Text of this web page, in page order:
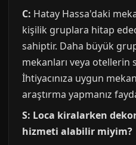
C: Hatay Hassa'daki
kişilik gruplara hitap
sahiptir. Daha büyük
mekanları veya otellerin
İhtiyacınıza uygun
araştırma yapmanız
S: Loca kiralarken
hizmeti alabilir miyim?